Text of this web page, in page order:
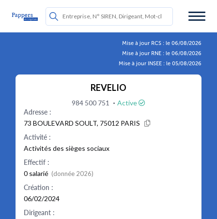
Mise à jour RCS : le 06/08/2026
Mise à jour RNE : le 06/08/2026
Mise à jour INSEE : le 05/08/2026
REVELIO
984 500 751 · Active
Adresse :
73 BOULEVARD SOULT, 75012 PARIS
Activité :
Activités des sièges sociaux
Effectif :
0 salarié (donnée 2026)
Création :
06/02/2024
Dirigeant :